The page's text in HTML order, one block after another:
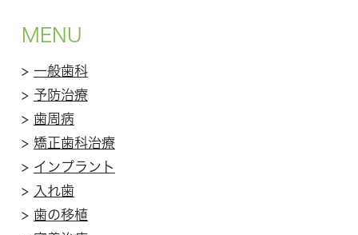
MENU
> 一般歯科
> 予防治療
> 歯周病
> 矯正歯科治療
> インプラント
> 入れ歯
> 歯の移植